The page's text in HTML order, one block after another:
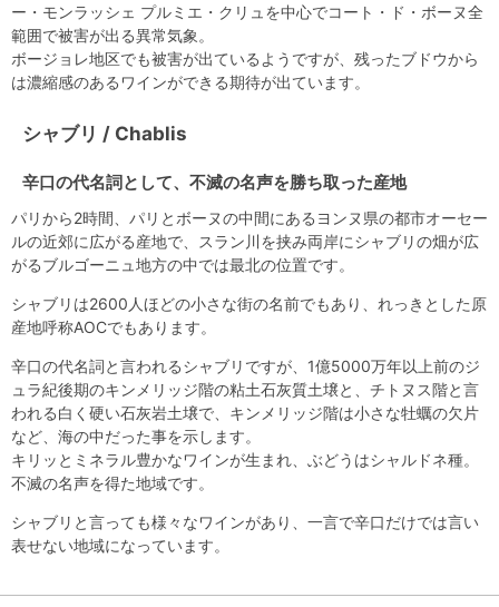
ー・モンラッシェ プルミエ・クリュを中心でコート・ド・ボーヌ全
範囲で被害が出る異常気象。
ボージョレ地区でも被害が出ているようですが、残ったブドウから
は濃縮感のあるワインができる期待が出ています。
シャブリ / Chablis
辛口の代名詞として、不滅の名声を勝ち取った産地
パリから2時間、パリとボーヌの中間にあるヨンヌ県の都市オーセー
ルの近郊に広がる産地で、スラン川を挟み両岸にシャブリの畑が広
がるブルゴーニュ地方の中では最北の位置です。
シャブリは2600人ほどの小さな街の名前でもあり、れっきとした原
産地呼称AOCでもあります。
辛口の代名詞と言われるシャブリですが、1億5000万年以上前のジ
ュラ紀後期のキンメリッジ階の粘土石灰質土壌と、チトヌス階と言
われる白く硬い石灰岩土壌で、キンメリッジ階は小さな牡蠣の欠片
など、海の中だった事を示します。
キリッとミネラル豊かなワインが生まれ、ぶどうはシャルドネ種。
不滅の名声を得た地域です。
シャブリと言っても様々なワインがあり、一言で辛口だけでは言い
表せない地域になっています。